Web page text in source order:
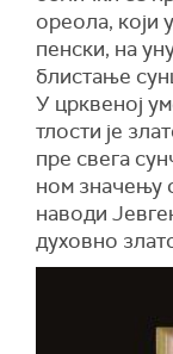
оре­о­ла, ко­ји
пен­ски, на
бли­ста­ње
У цр­кве­ној
тло­сти је
пре све­га
ном зна­че­њу
на­во­ди
ду­хов­но